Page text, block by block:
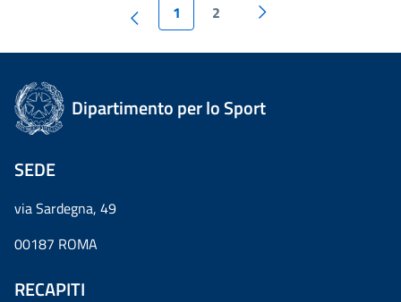
1 2
Dipartimento per lo Sport
SEDE
via Sardegna, 49
00187 ROMA
RECAPITI